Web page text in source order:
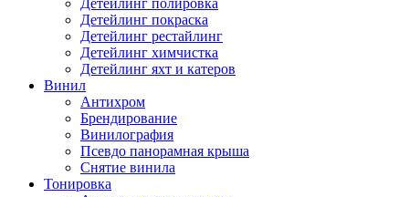
Детейлинг полировка
Детейлинг покраска
Детейлинг рестайлинг
Детейлинг химчистка
Детейлинг яхт и катеров
Винил
Антихром
Брендирование
Винилография
Псевдо панорамная крыша
Снятие винила
Тонировка